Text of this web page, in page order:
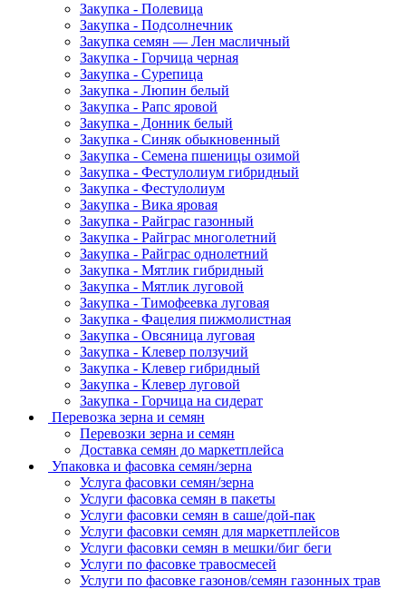
Закупка - Полевица
Закупка - Подсолнечник
Закупка семян — Лен масличный
Закупка - Горчица черная
Закупка - Сурепица
Закупка - Люпин белый
Закупка - Рапс яровой
Закупка - Донник белый
Закупка - Синяк обыкновенный
Закупка - Семена пшеницы озимой
Закупка - Фестулолиум гибридный
Закупка - Фестулолиум
Закупка - Вика яровая
Закупка - Райграс газонный
Закупка - Райграс многолетний
Закупка - Райграс однолетний
Закупка - Мятлик гибридный
Закупка - Мятлик луговой
Закупка - Тимофеевка луговая
Закупка - Фацелия пижмолистная
Закупка - Овсяница луговая
Закупка - Клевер ползучий
Закупка - Клевер гибридный
Закупка - Клевер луговой
Закупка - Горчица на сидерат
Перевозка зерна и семян
Перевозки зерна и семян
Доставка семян до маркетплейса
Упаковка и фасовка семян/зерна
Услуга фасовки семян/зерна
Услуги фасовка семян в пакеты
Услуги фасовки семян в саше/дой-пак
Услуги фасовки семян для маркетплейсов
Услуги фасовки семян в мешки/биг беги
Услуги по фасовке травосмесей
Услуги по фасовке газонов/семян газонных трав